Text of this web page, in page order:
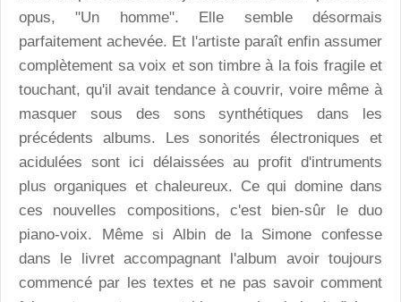
opus, "Un homme". Elle semble désormais
parfaitement achevée. Et l'artiste paraît enfin assumer
complètement sa voix et son timbre à la fois fragile et
touchant, qu'il avait tendance à couvrir, voire même à
masquer sous des sons synthétiques dans les
précédents albums. Les sonorités électroniques et
acidulées sont ici délaissées au profit d'intruments
plus organiques et chaleureux. Ce qui domine dans
ces nouvelles compositions, c'est bien-sûr le duo
piano-voix. Même si Albin de la Simone confesse
dans le livret accompagnant l'album avoir toujours
commencé par les textes et ne pas savoir comment